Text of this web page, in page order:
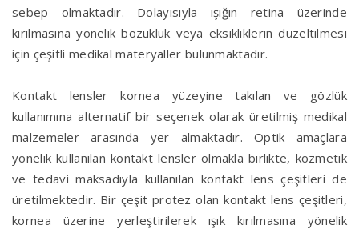
sebep olmaktadır. Dolayısıyla ışığın retina üzerinde
kırılmasına yönelik bozukluk veya eksikliklerin düzeltilmesi
için çeşitli medikal materyaller bulunmaktadır.
Kontakt lensler kornea yüzeyine takılan ve gözlük
kullanımına alternatif bir seçenek olarak üretilmiş medikal
malzemeler arasında yer almaktadır. Optik amaçlara
yönelik kullanılan kontakt lensler olmakla birlikte, kozmetik
ve tedavi maksadıyla kullanılan kontakt lens çeşitleri de
üretilmektedir. Bir çeşit protez olan kontakt lens çeşitleri,
kornea üzerine yerleştirilerek ışık kırılmasına yönelik